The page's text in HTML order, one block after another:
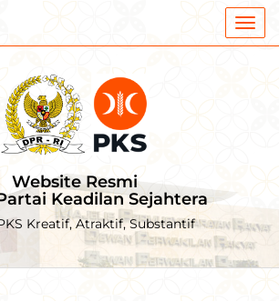
Website Resmi
Keadilan Sejahtera
Kreatif, Atraktif, Substantif